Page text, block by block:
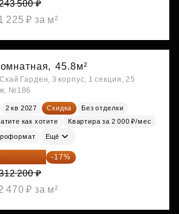
500 ₽
225 ₽ за м²
45.8м²
Гарден, 3 корпус, 1 секция, 25
№186
2 кв 2027 Скидка
Без отделки
как хотите
Квартира за 2 000 ₽/мес
Ещё
349 126 ₽ -17%
200 ₽
470 ₽ за м²